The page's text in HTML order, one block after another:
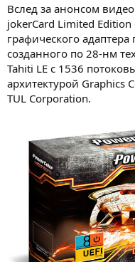
Вслед за анонсом
jokerCard Limited
графического
созданного по 28-нм
Tahiti LE с 1536
архитектурой Graphics
TUL Corporation.